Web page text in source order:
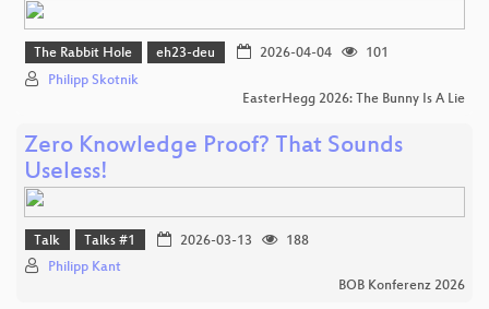
The Rabbit Hole eh23-deu 2026-04-04
101
Philipp Skotnik
EasterHegg 2026: The Bunny Is A Lie
Zero Knowledge Proof? That Sounds
Useless!
Talk Talks #1 2026-03-13
188
Philipp Kant
BOB Konferenz 2026